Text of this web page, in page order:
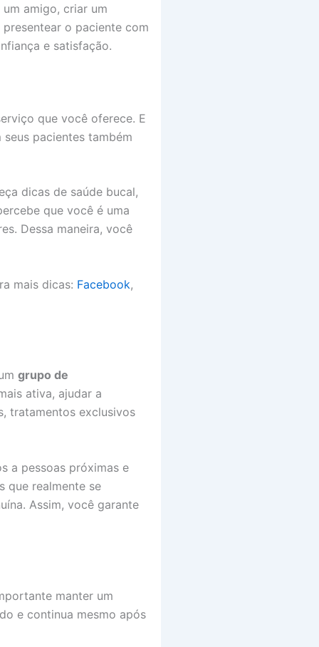
amigo, criar um
o paciente com
e satisfação.
que você oferece. E
pacientes também
dicas de saúde bucal,
que você é uma
Dessa maneira, você
mais dicas: Facebook,
grupo de
ativa, ajudar a
tratamentos exclusivos
a pessoas próximas e
que realmente se
Assim, você garante
manter um
e continua mesmo após